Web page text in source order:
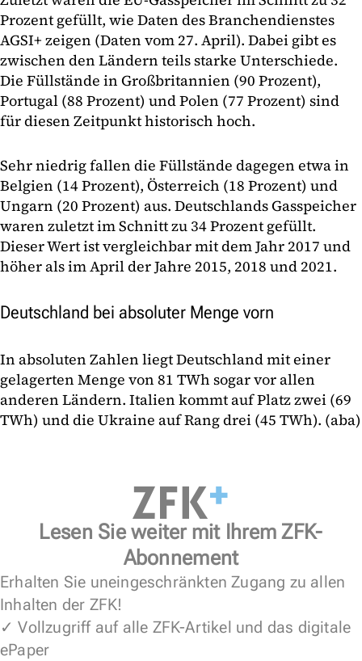
Prozent gefüllt, wie Daten des Branchendienstes
AGSI+ zeigen (Daten vom 27. April). Dabei gibt es
zwischen den Ländern teils starke Unterschiede.
Die Füllstände in Großbritannien (90 Prozent),
Portugal (88 Prozent) und Polen (77 Prozent) sind
für diesen Zeitpunkt historisch hoch.
Sehr niedrig fallen die Füllstände dagegen etwa in
Belgien (14 Prozent), Österreich (18 Prozent) und
Ungarn (20 Prozent) aus. Deutschlands Gasspeicher
waren zuletzt im Schnitt zu 34 Prozent gefüllt.
Dieser Wert ist vergleichbar mit dem Jahr 2017 und
höher als im April der Jahre 2015, 2018 und 2021.
Deutschland bei absoluter Menge vorn
In absoluten Zahlen liegt Deutschland mit einer
gelagerten Menge von 81 TWh sogar vor allen
anderen Ländern. Italien kommt auf Platz zwei (69
TWh) und die Ukraine auf Rang drei (45 TWh). (aba)
Lesen Sie weiter mit Ihrem ZFK-
Abonnement
Erhalten Sie uneingeschränkten Zugang zu allen
Inhalten der ZFK!
✓ Vollzugriff auf alle ZFK-Artikel und das digitale
ePaper